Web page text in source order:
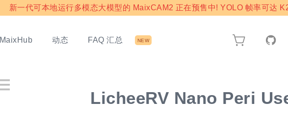
新一代可本地运行多模态大模型的 MaixCAM2 正在预售中! YOLO 帧率可达
MaixHub 动态 FAQ 汇总 NEW
LicheeRV Nano Peri